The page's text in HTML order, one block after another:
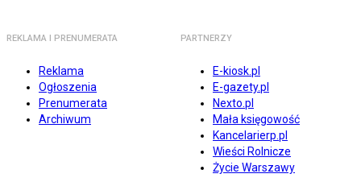
REKLAMA I PRENUMERATA
Reklama
Ogłoszenia
Prenumerata
Archiwum
PARTNERZY
E-kiosk.pl
E-gazety.pl
Nexto.pl
Mała księgowość
Kancelarierp.pl
Wieści Rolnicze
Życie Warszawy